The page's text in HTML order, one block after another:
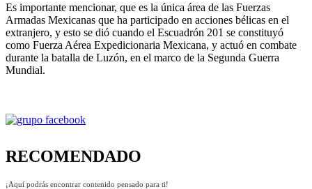
Es importante mencionar, que es la única área de las Fuerzas
Armadas Mexicanas que ha participado en acciones bélicas en el
extranjero, y esto se dió cuando el Escuadrón 201 se constituyó
como Fuerza Aérea Expedicionaria Mexicana, y actuó en combate
durante la batalla de Luzón, en el marco de la Segunda Guerra
Mundial.
RECOMENDADO
¡Aquí podrás encontrar contenido pensado para ti!